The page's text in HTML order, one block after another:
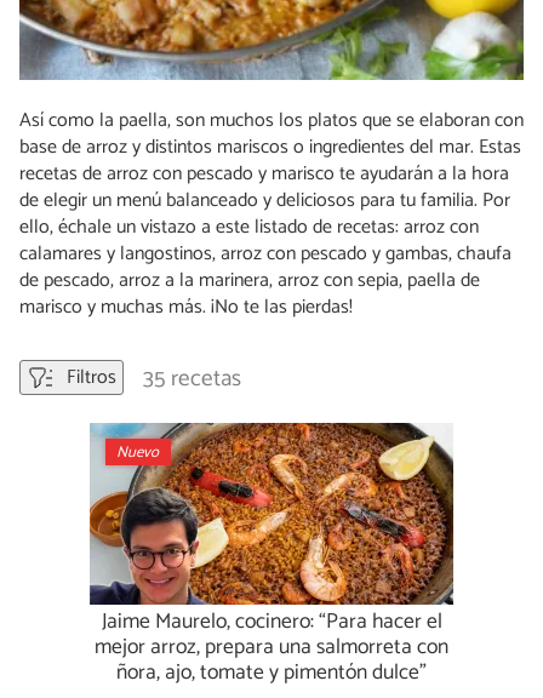
Así como la paella, son muchos los platos que se elaboran con
base de arroz y distintos mariscos o ingredientes del mar. Estas
recetas de arroz con pescado y marisco te ayudarán a la hora
de elegir un menú balanceado y deliciosos para tu familia. Por
ello, échale un vistazo a este listado de recetas: arroz con
calamares y langostinos, arroz con pescado y gambas, chaufa
de pescado, arroz a la marinera, arroz con sepia, paella de
marisco y muchas más. ¡No te las pierdas!
Filtros 35 recetas
Nuevo
Jaime Maurelo, cocinero: “Para hacer el
mejor arroz, prepara una salmorreta con
ñora, ajo, tomate y pimentón dulce”